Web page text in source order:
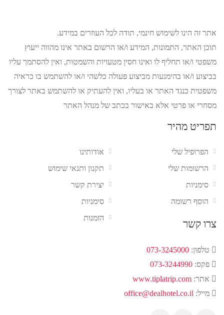
אתר זה הינו לשימוש חינמי, תודה לכל העוזרים במידע.
תוכן האתר, התמונות, המידע ו/או הרשום באתר אינו מהווה ייעוץ
משפטי ו/או תחליף לו ואינו חסין מטעויות והשמטות, ואין להסתמך עליו
בביצוע ו/או בהימנעות מביצוע פעולה כלשהי ו/או להשתמש בו כראיה
משפטית כנגד האתר או בעליו, ואין להעתיק או להשתמש באתר לצורך
מסחרי או פרטי אלא באישור בכתב של מנהל האתר
תפריט מהיר
אודותינו
תקנון ותנאי שימוש
יצירת קשר
סימניות
הזמנות
הפרופיל שלי
הרשומות שלי
סימניות
הוסף רשומה
צרו קשר
טלפון: 073-3245000
פקס: 073-3244990
אתר: www.tiplatrip.com
מייל: office@dealhotel.co.il